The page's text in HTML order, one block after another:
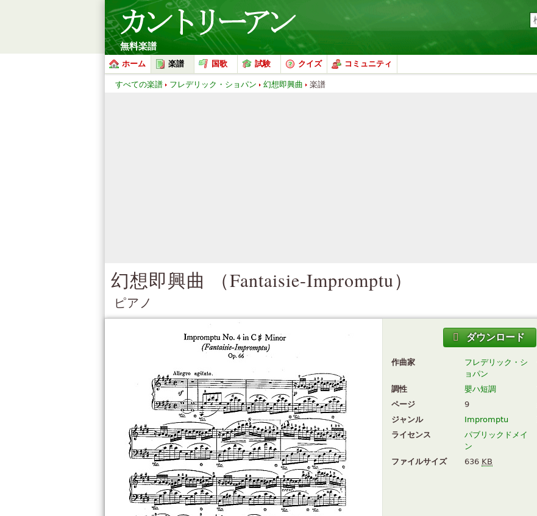
無料楽譜
ホーム
楽譜 国歌 試験 クイズ コミュニティ
幻想即興曲 （Fantaisie-Impromptu）
ピアノ
ダウンロード
作曲家
フレデリック・シ
ョパン
調性 嬰ハ短調
ページ
9
ジャンル
Impromptu
ライセンス
パブリックドメイ
ン
ファイルサイズ 636 KB
すべての楽譜 フレデリック・ショパン 幻想即興曲 楽譜